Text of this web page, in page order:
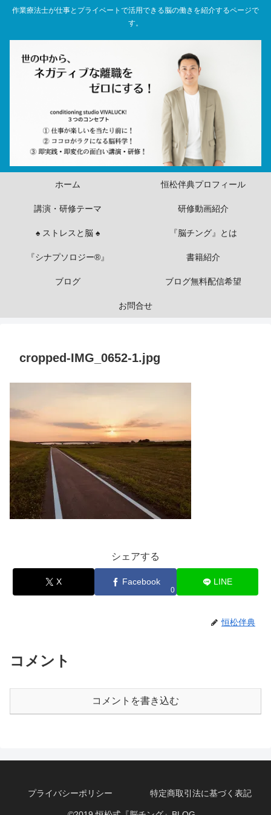
作業療法士が仕事とプライベートで活用できる脳の働きを紹介するページで
す。
ホーム 恒松伴典プロフィール
講演・研修テーマ 研修動画紹介
♠ ストレスと脳 ♠ 『脳チング』とは
『シナプソロジー®』 書籍紹介
ブログ ブログ無料配信希望
お問合せ
cropped-IMG_0652-1.jpg
シェアする
X Facebook
0
LINE
恒松伴典
コメント
コメントを書き込む
プライバシーポリシー 特定商取引法に基づく表記